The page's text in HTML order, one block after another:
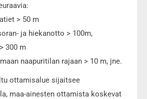
> 50 m
ja hiekanotto > 100m,
300 m
naapuritilan rajaan > 10 m, jne.
ottamisalue sijaitsee
maa-ainesten ottamista koskevat